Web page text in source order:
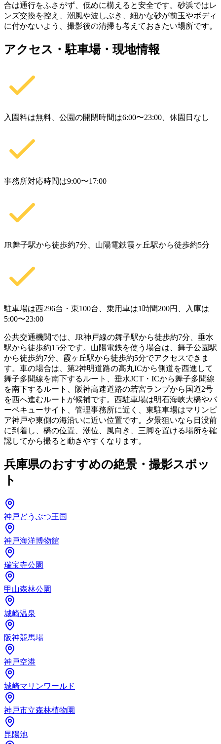
合は通行をふさがず、低めに構えると安全です。砂浜ではレ
ンズ交換を控え、潮風や波しぶき、細かな砂が前玉やボディ
に付かないよう、撮影後の清掃も考えておきたい場所です。
アクセス・駐車場・現地情報
入園料は無料、公園の開閉時間は6:00〜23:00、休園日なし
事務所対応時間は9:00〜17:00
JR舞子駅から徒歩約7分、山陽電鉄霞ヶ丘駅から徒歩約5分
駐車場は西296台・東100台、乗用車は1時間200円、入庫は
5:00〜23:00
公共交通機関では、JR神戸線の舞子駅から徒歩約7分、垂水
駅から徒歩約15分です。山陽電鉄を使う場合は、舞子公園駅
から徒歩約7分、霞ヶ丘駅から徒歩約5分でアクセスできま
す。車の場合は、第2神明道路の高丸ICから側道を西進して
舞子多聞線を南下するルート、垂水JCT・ICから舞子多聞線
を南下するルート、阪神高速道路の若宮ランプから国道2号
を西へ進むルートが候補です。西駐車場は明石海峡大橋やバ
ーベキューサイト、管理事務所に近く、東駐車場はマリンピ
ア神戸や東側の海沿いに近い位置です。夕景狙いなら日没前
に到着し、橋の位置、潮位、風向き、三脚を置ける場所を確
認してから撮ると動きやすくなります。
兵庫県のおすすめの絶景・撮影スポッ
ト
神戸どうぶつ王国
神戸海洋博物館
瑞宝寺公園
甲山森林公園
城崎温泉
阪神競馬場
神戸空港
城崎マリンワールド
神戸市立森林植物園
昆陽池